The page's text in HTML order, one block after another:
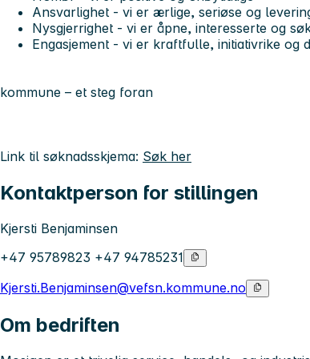
Ansvarlighet - vi er ærlige, seriøse og
Nysgjerrighet - vi er åpne, interesserte og
Engasjement - vi er kraftfulle, initiativrike og
kommune – et steg foran
Link til søknadsskjema: Søk her
Kontaktperson for stillingen
Kjersti Benjaminsen
+47 95789823 +47 94785231
Kjersti.Benjaminsen@vefsn.kommune.no
Om bedriften